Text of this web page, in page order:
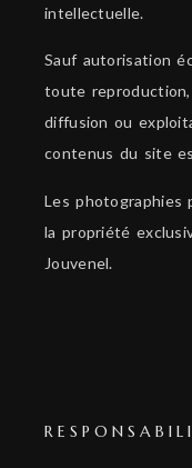
intellectuelle.
Sauf autorisation
toute
diffusion ou
contenus du site
Les photographies
la propriété
Jouvenel.